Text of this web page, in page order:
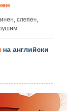
слепен,
на английски